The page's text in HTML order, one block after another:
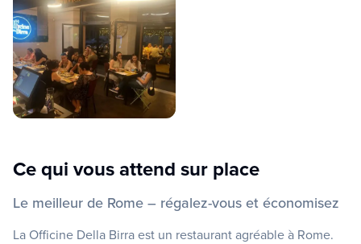
Ce qui vous attend sur place
Le meilleur de Rome – régalez-vous et économisez
La Officine Della Birra est un restaurant agréable à Rome.